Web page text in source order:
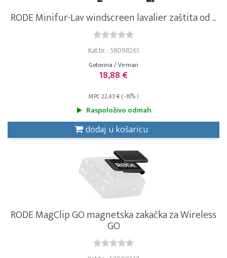
RODE Minifur-Lav windscreen lavalier zaštita od ...
Kat.br. : 58098261
Gotovina / Virman
18,88 €
MPC 22,43 € ( -16% )
Raspoloživo odmah
dodaj u košaricu
RODE MagClip GO magnetska zakačka za Wireless
GO